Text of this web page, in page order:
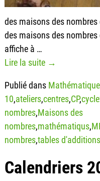
des maisons des
des maisons des
affiche à …
Lire la suite →
Publié dans
10,ateliers,centres,CP,
nombres,Maisons des
nombres,mathématiqus,
nombres,tables d'additions
Calendriers